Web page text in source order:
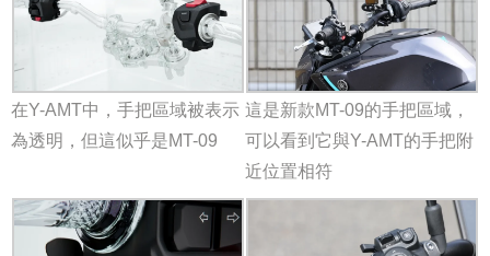
在Y-AMT中，手把區域被表示
為透明，但這似乎是MT-09
這是新款MT-09的手把區域，
可以看到它與Y-AMT的手把附
近位置相符